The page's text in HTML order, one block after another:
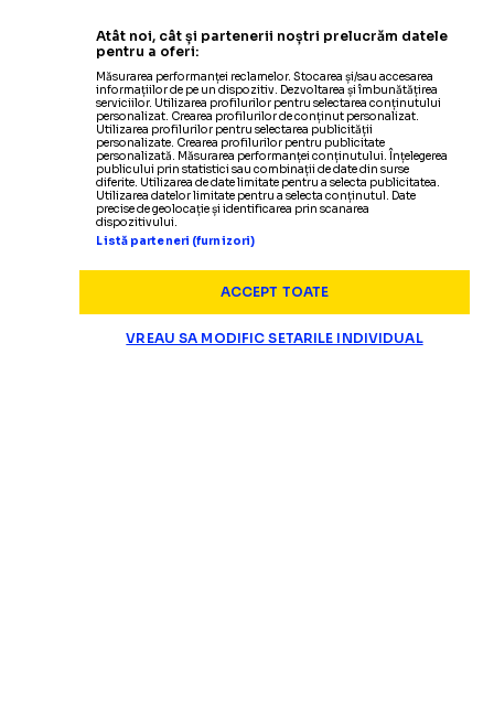
Atât noi, cât și partenerii noștri prelucrăm datele
pentru a oferi:
Măsurarea performanței reclamelor. Stocarea și/sau accesarea
informațiilor de pe un dispozitiv. Dezvoltarea și îmbunătățirea
serviciilor. Utilizarea profilurilor pentru selectarea conținutului
personalizat. Crearea profilurilor de conținut personalizat.
Utilizarea profilurilor pentru selectarea publicității
personalizate. Crearea profilurilor pentru publicitate
personalizată. Măsurarea performanței conținutului. Înțelegerea
publicului prin statistici sau combinații de date din surse
diferite. Utilizarea de date limitate pentru a selecta publicitatea.
Utilizarea datelor limitate pentru a selecta conținutul. Date
precise de geolocație și identificarea prin scanarea
dispozitivului.
Listă parteneri (furnizori)
ACCEPT TOATE
VREAU SA MODIFIC SETARILE INDIVIDUAL